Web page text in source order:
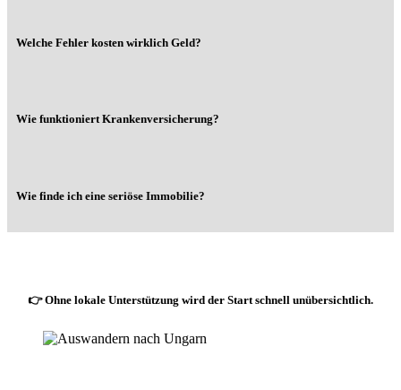
Welche Fehler kosten wirklich Geld?
Wie funktioniert Krankenversicherung?
Wie finde ich eine seriöse Immobilie?
👉 Ohne lokale Unterstützung wird der Start schnell unübersichtlich.